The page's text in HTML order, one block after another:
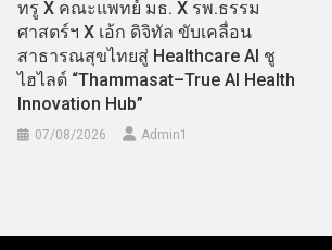
ทรู X คณะแพทย์ มธ. X รพ.ธรรม
ศาสตร์ฯ X เอ้ก ดิจิทัล ขับเคลื่อน
สาธารณสุขไทยสู่ Healthcare AI ชู
ไฮไลต์ “Thammasat–True AI Health
Innovation Hub”
07/08/2026 Admin​1